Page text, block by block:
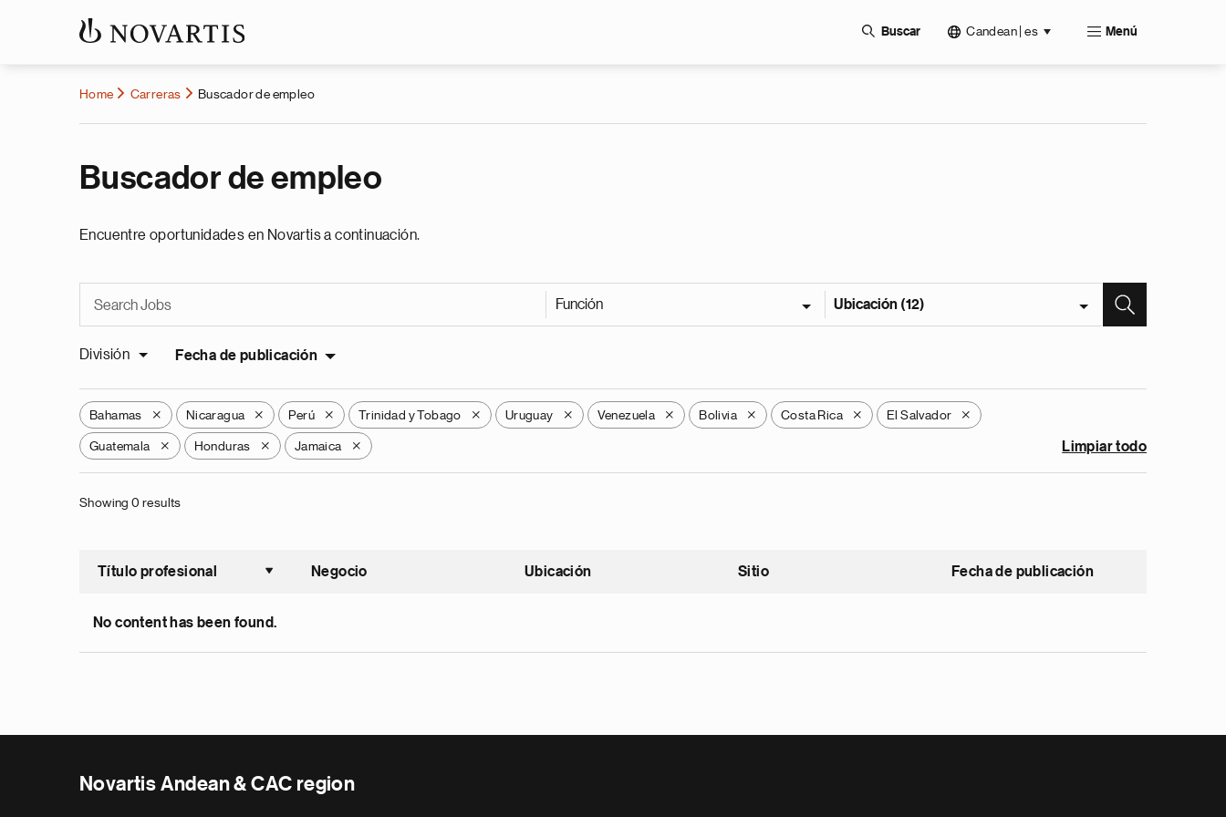
Buscar Candean | es Menú
Home Carreras Buscador de empleo
Buscador de empleo
Encuentre oportunidades en Novartis a continuación.
Función Ubicación (12)
División Fecha de publicación
Bahamas X Nicaragua X Perú X Trinidad y Tobago X Uruguay X Venezuela X Bolivia X Costa Rica X El Salvador X
Guatemala X Honduras X Jamaica X Limpiar todo
Showing 0 results
Título profesional
Ordenar ascendente
Negocio Ubicación Sitio Fecha de publicación
No content has been found.
Novartis Andean & CAC region